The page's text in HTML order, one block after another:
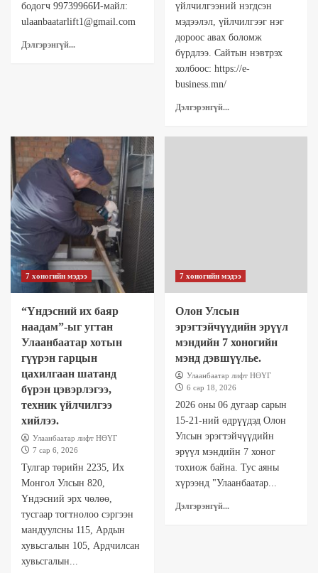
бодогч 99739966И-майл:
ulaanbaatarlift1@gmail.com
Дэлгэрэнгүй...
үйлчилгээний нэгдсэн
мэдээлэл, үйлчилгээг нэг
дороос авах боломж
бүрдлээ. Сайтын нэвтрэх
холбоос: https://e-
business.mn/
Дэлгэрэнгүй...
7 хоногийн мэдээ
“Үндэсний их баяр
наадам”-ыг угтан
Улаанбаатар хотын
гүүрэн гарцын
цахилгаан шатанд
бүрэн цэвэрлэгээ,
техник үйлчилгээ
хийлээ.
Улаанбаатар лифт НӨҮГ
7 сар 6, 2026
Тулгар төрийн 2235, Их
Монгол Улсын 820,
Үндэсний эрх чөлөө,
тусгаар тогтнолоо сэргээн
мандуулсны 115, Ардын
хувьсгалын 105, Ардчилсан
хувьсгалын...
7 хоногийн мэдээ
Олон Улсын
эрэгтэйчүүдийн эрүүл
мэндийн 7 хоногийн
мэнд дэвшүүлье.
Улаанбаатар лифт НӨҮГ
6 сар 18, 2026
2026 оны 06 дугаар сарын
15-21-ний өдрүүдэд Олон
Улсын эрэгтэйчүүдийн
эрүүл мэндийн 7 хоног
тохиож байна. Тус аяны
хүрээнд "Улаанбаатар...
Дэлгэрэнгүй...